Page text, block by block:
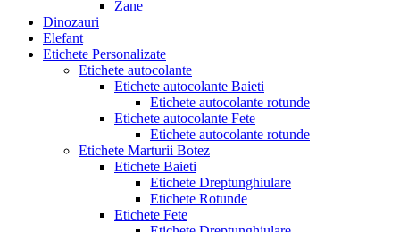
Zane
Dinozauri
Elefant
Etichete Personalizate
Etichete autocolante
Etichete autocolante Baieti
Etichete autocolante rotunde
Etichete autocolante Fete
Etichete autocolante rotunde
Etichete Marturii Botez
Etichete Baieti
Etichete Dreptunghiulare
Etichete Rotunde
Etichete Fete